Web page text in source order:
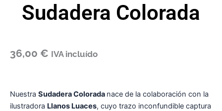
Sudadera Colorada
36,00 € IVA incluído
Nuestra Sudadera Colorada nace de la colaboración con la
ilustradora Llanos Luaces, cuyo trazo inconfundible captura